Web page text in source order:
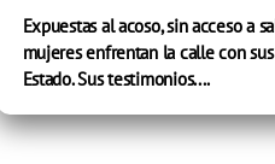
Expuestas al acoso, sin acceso a
mujeres enfrentan la calle con
Estado. Sus testimonios....